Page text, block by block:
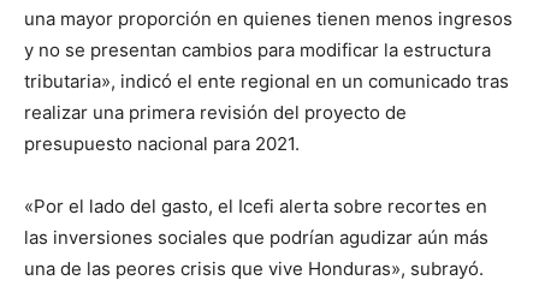
una mayor proporción en quienes tienen menos ingresos
y no se presentan cambios para modificar la estructura
tributaria», indicó el ente regional en un comunicado tras
realizar una primera revisión del proyecto de
presupuesto nacional para 2021.
«Por el lado del gasto, el Icefi alerta sobre recortes en
las inversiones sociales que podrían agudizar aún más
una de las peores crisis que vive Honduras», subrayó.